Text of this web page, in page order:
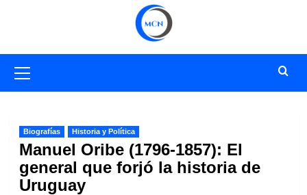
primario
Biografías Historia y Política
Manuel Oribe (1796-1857): El
general que forjó la historia de
Uruguay